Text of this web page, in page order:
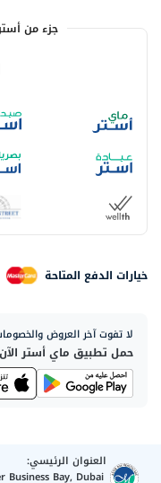
جزء من
خيارات الدفع المتاحة
لا تفوت آخر العروض
حمل تطبيق ماي أستر الآن
العنوان الرئيسي:
Bay, Dubai